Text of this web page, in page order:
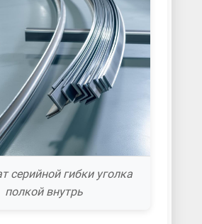
серийной гибки уголка
полкой внутрь